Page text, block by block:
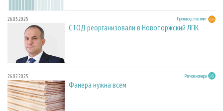
26.03.2025 Производство плит
СТОД реорганизовали в Новоторжский ЛПК
26.02.2025 Регион номера
Фанера нужна всем